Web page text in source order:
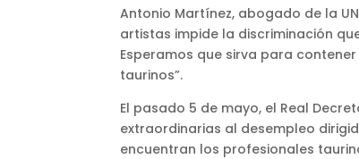
Antonio Martínez, abogado de la
artistas impide la discriminación
Esperamos que sirva para
taurinos”.
El pasado 5 de mayo, el Real
extraordinarias al desempleo
encuentran los profesionales